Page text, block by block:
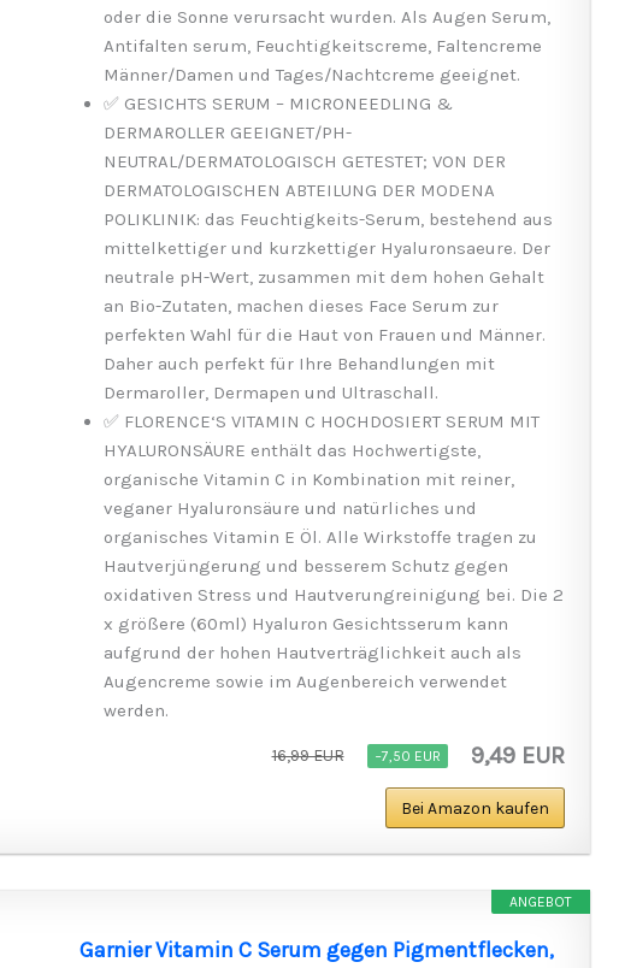
oder die Sonne verursacht wurden. Als Augen Serum,
Antifalten serum, Feuchtigkeitscreme, Faltencreme
Männer/Damen und Tages/Nachtcreme geeignet.
✅ GESICHTS SERUM – MICRONEEDLING &
DERMAROLLER GEEIGNET/PH-
NEUTRAL/DERMATOLOGISCH GETESTET; VON DER
DERMATOLOGISCHEN ABTEILUNG DER MODENA
POLIKLINIK: das Feuchtigkeits-Serum, bestehend aus
mittelkettiger und kurzkettiger Hyaluronsaeure. Der
neutrale pH-Wert, zusammen mit dem hohen Gehalt
an Bio-Zutaten, machen dieses Face Serum zur
perfekten Wahl für die Haut von Frauen und Männer.
Daher auch perfekt für Ihre Behandlungen mit
Dermaroller, Dermapen und Ultraschall.
✅ FLORENCE‘S VITAMIN C HOCHDOSIERT SERUM MIT
HYALURONSÄURE enthält das Hochwertigste,
organische Vitamin C in Kombination mit reiner,
veganer Hyaluronsäure und natürliches und
organisches Vitamin E Öl. Alle Wirkstoffe tragen zu
Hautverjüngerung und besserem Schutz gegen
oxidativen Stress und Hautverungreinigung bei. Die 2
x größere (60ml) Hyaluron Gesichtsserum kann
aufgrund der hohen Hautverträglichkeit auch als
Augencreme sowie im Augenbereich verwendet
werden.
16,99 EUR −7,50 EUR 9,49 EUR
Bei Amazon kaufen
ANGEBOT
Garnier Vitamin C Serum gegen Pigmentflecken,